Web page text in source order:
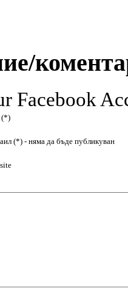
Facebook
(*)
(*) - няма да бъде публикуван